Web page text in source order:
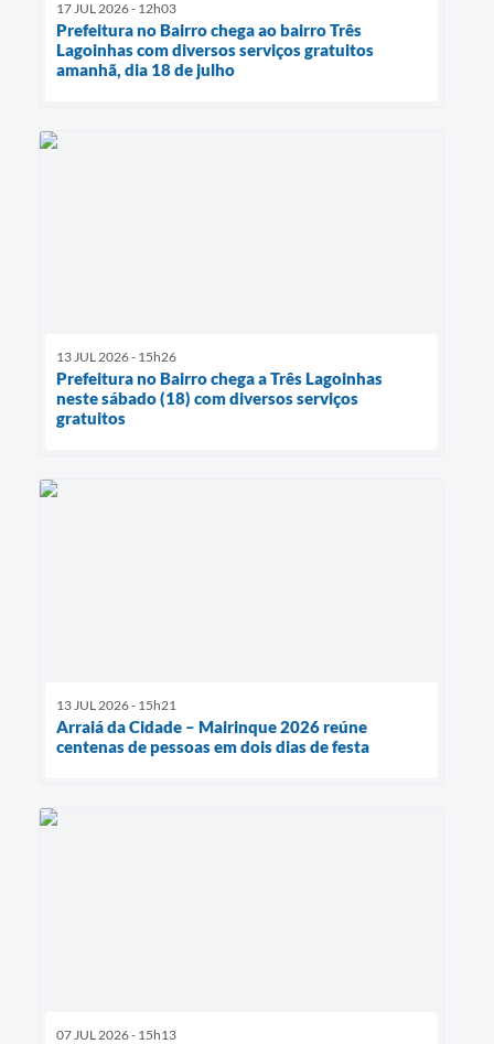
17 JUL 2026 - 12h03
Prefeitura no Bairro chega ao bairro Três
Lagoinhas com diversos serviços gratuitos
amanhã, dia 18 de julho
13 JUL 2026 - 15h26
Prefeitura no Bairro chega a Três Lagoinhas
neste sábado (18) com diversos serviços
gratuitos
13 JUL 2026 - 15h21
Arraiá da Cidade – Mairinque 2026 reúne
centenas de pessoas em dois dias de festa
07 JUL 2026 - 15h13